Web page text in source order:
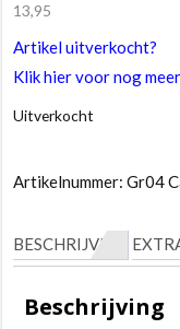
13,95
Artikel uitverkocht?
Klik hier voor nog
Uitverkocht
Artikelnummer:Gr04
BESCHRIJVING
Beschrijving